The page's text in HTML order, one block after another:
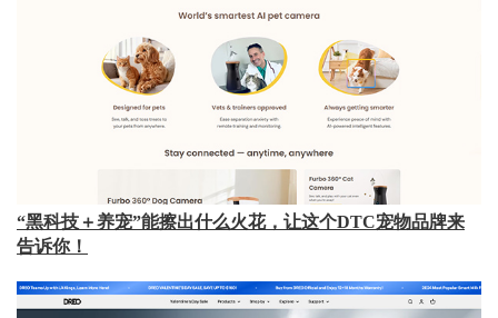
“黑科技＋养宠”能擦出什么火花，让这个DTC宠物品牌来
告诉你！